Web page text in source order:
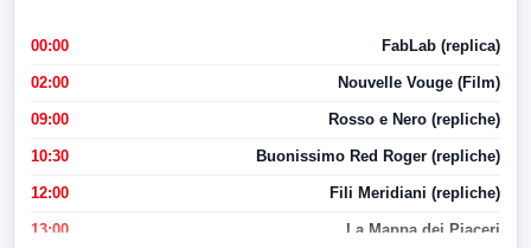
00:00 FabLab (replica)
02:00 Nouvelle Vouge (Film)
09:00 Rosso e Nero (repliche)
10:30 Buonissimo Red Roger (repliche)
12:00 Fili Meridiani (repliche)
13:00 La Mappa dei Piaceri